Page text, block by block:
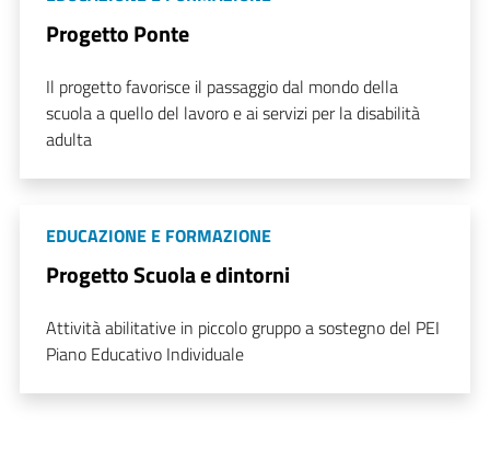
Progetto Ponte
Il progetto favorisce il passaggio dal mondo della
scuola a quello del lavoro e ai servizi per la disabilità
adulta
EDUCAZIONE E FORMAZIONE
Progetto Scuola e dintorni
Attività abilitative in piccolo gruppo a sostegno del PEI
Piano Educativo Individuale